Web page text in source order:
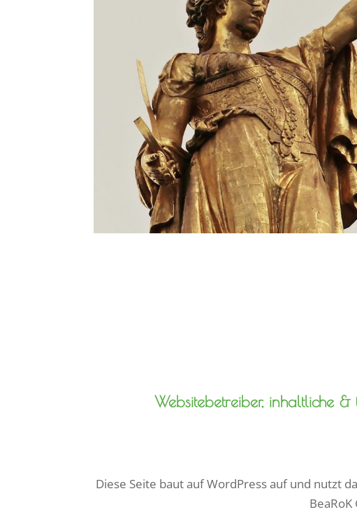
Websitebetreiber, inhaltliche
Diese Seite baut auf WordPress auf und nutzt